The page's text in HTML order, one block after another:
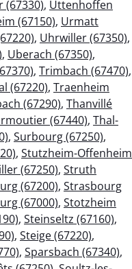
(67330), Uttenhoffen
(67150), Urmatt
, Uhrwiller (67350),
, Uberach (67350),
, Trimbach (67470),
(67220), Traenheim
(67290), Thanvillé
(67440), Thal-
, Surbourg (67250),
, Stutzheim-Offenheim
(67250), Struth
(67200), Strasbourg
(67000), Stotzheim
, Steinseltz (67160),
, Steige (67220),
, Sparsbach (67340),